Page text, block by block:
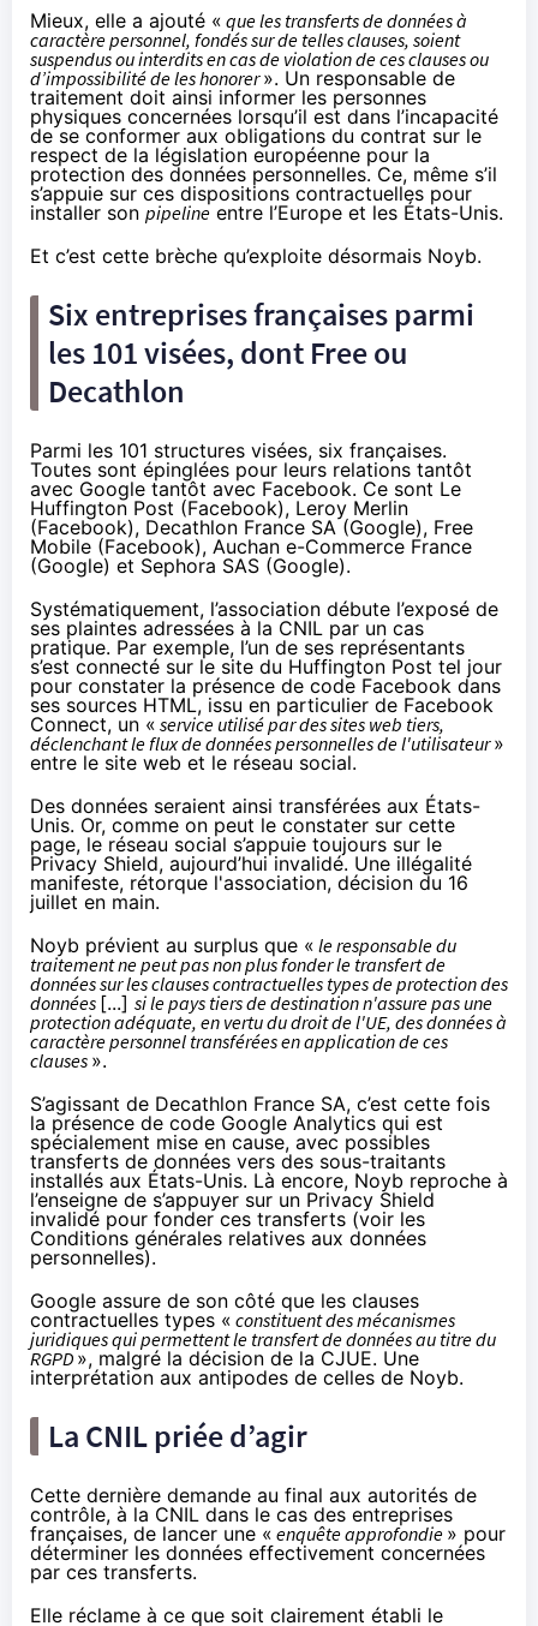
Mieux, elle a ajouté « que les transferts de données à
caractère personnel, fondés sur de telles clauses, soient
suspendus ou interdits en cas de violation de ces clauses ou
d’impossibilité de les honorer». Un responsable de
traitement doit ainsi informer les personnes
physiques concernées lorsqu’il est dans l’incapacité
de se conformer aux obligations du contrat sur le
respect de la législation européenne pour la
protection des données personnelles. Ce, même s’il
s’appuie sur ces dispositions contractuelles pour
installer son pipeline entre l’Europe et les États-Unis.
Et c’est cette brèche qu’exploite désormais Noyb.
Six entreprises françaises parmi
les 101 visées, dont Free ou
Decathlon
Parmi les 101 structures visées, six françaises.
Toutes sont épinglées pour leurs relations tantôt
avec Google tantôt avec Facebook. Ce sont Le
Huffington Post (Facebook), Leroy Merlin
(Facebook), Decathlon France SA(Google), Free
Mobile (Facebook), Auchan e-Commerce France
(Google) et Sephora SAS (Google).
Systématiquement, l’association débute l’exposé de
ses plaintes adressées à la CNIL par un cas
pratique. Par exemple, l’un de ses représentants
s’est connecté sur le site du Huffington Post tel jour
pour constater la présence de code Facebook dans
ses sources HTML, issu en particulier de Facebook
Connect, un « service utilisé par des sites web tiers,
déclenchant le flux de données personnelles de l'utilisateur»
entre le site web et le réseau social.
Des données seraient ainsi transférées aux États-
Unis. Or, comme on peut le constater sur cette
page, le réseau social s’appuie toujours sur le
Privacy Shield, aujourd’hui invalidé. Une illégalité
manifeste, rétorque l'association, décision du 16
juillet en main.
Noyb prévient au surplus que « le responsable du
traitement ne peut pas non plus fonder le transfert de
données sur les clauses contractuelles types de protection des
données [...] si le pays tiers de destination n'assure pas une
protection adéquate, en vertu du droit de l'UE, des données à
caractère personnel transférées en application de ces
clauses ».
S’agissant de Decathlon France SA, c’est cette fois
la présence de code Google Analytics qui est
spécialement mise en cause, avec possibles
transferts de données vers des sous-traitants
installés aux États-Unis. Là encore, Noyb reproche à
l’enseigne de s’appuyer sur un Privacy Shield
invalidé pour fonder ces transferts (voir les
Conditions générales relatives aux données
personnelles).
Google assure de son côté que les clauses
contractuelles types « constituent des mécanismes
juridiques qui permettent le transfert de données au titre du
RGPD », malgré la décision de la CJUE. Une
interprétation aux antipodes de celles de Noyb.
La CNIL priée d’agir
Cette dernière demande au final aux autorités de
contrôle, à la CNIL dans le cas des entreprises
françaises, de lancer une « enquête approfondie » pour
déterminer les données effectivement concernées
par ces transferts.
Elle réclame à ce que soit clairement établi le